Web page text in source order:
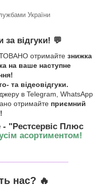
України
за відгуки! 💬
отримайте знижка
на ваше наступне
та відеовідгуки.
в Telegram, WhatsApp
отримайте приємний
- "Рестсервіс Плюс
асортиментом!
нас? 🔥